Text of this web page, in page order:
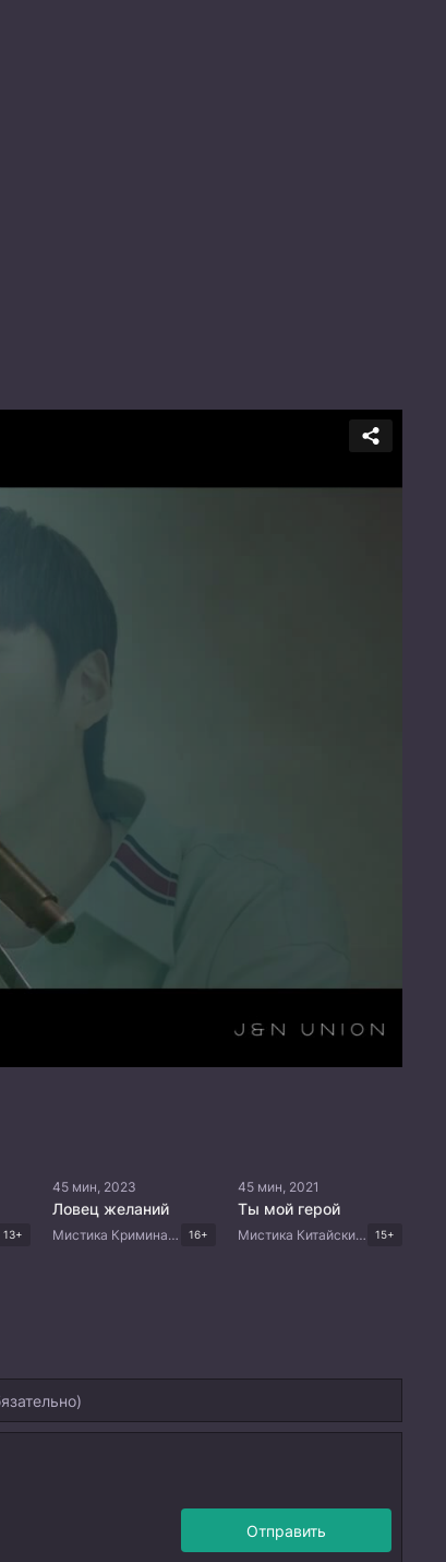
13+
45 мин, 2023
Ловец желаний
Мистика Криминал Триллер Китайские дорамы 16+
45 мин, 2021
Ты мой герой
Мистика Китайские дорамы 15+
Отправить